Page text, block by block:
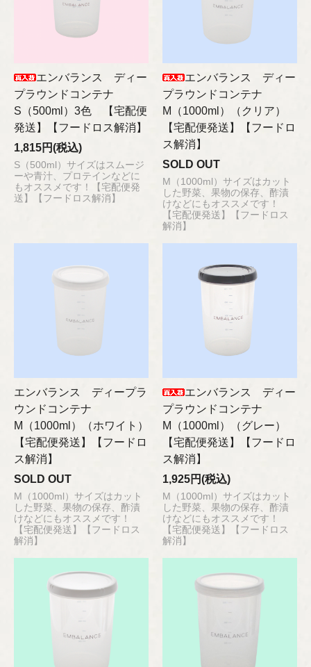
エンバランス ディー
プラウンドコンテナ
S（500ml）3色 【宅配便
発送】【フードロス解消】
1,815円(税込)
S（500ml）サイズはスムージ
ーや青汁、プロテインなどに
もオススメです！【宅配便発
送】【フードロス解消】
エンバランス ディー
プラウンドコンテナ
M（1000ml）（クリア）
【宅配便発送】【フードロ
ス解消】
SOLD OUT
M（1000ml）サイズはカット
した野菜、果物の保存、酢漬
けなどにもオススメです！
【宅配便発送】【フードロス
解消】
エンバランス ディープラ
ウンドコンテナ
M（1000ml）（ホワイト）
【宅配便発送】【フードロ
ス解消】
SOLD OUT
M（1000ml）サイズはカット
した野菜、果物の保存、酢漬
けなどにもオススメです！
【宅配便発送】【フードロス
解消】
エンバランス ディー
プラウンドコンテナ
M（1000ml）（グレー）
【宅配便発送】【フードロ
ス解消】
1,925円(税込)
M（1000ml）サイズはカット
した野菜、果物の保存、酢漬
けなどにもオススメです！
【宅配便発送】【フードロス
解消】